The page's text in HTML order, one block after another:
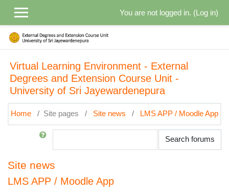
You are not logged in. (Log in)
Virtual Learning Environment - External
Degrees and Extension Course Unit -
University of Sri Jayewardenepura
Home Site pages Site news LMS APP / Moodle App
Search
Search forums
Site news
LMS APP / Moodle App